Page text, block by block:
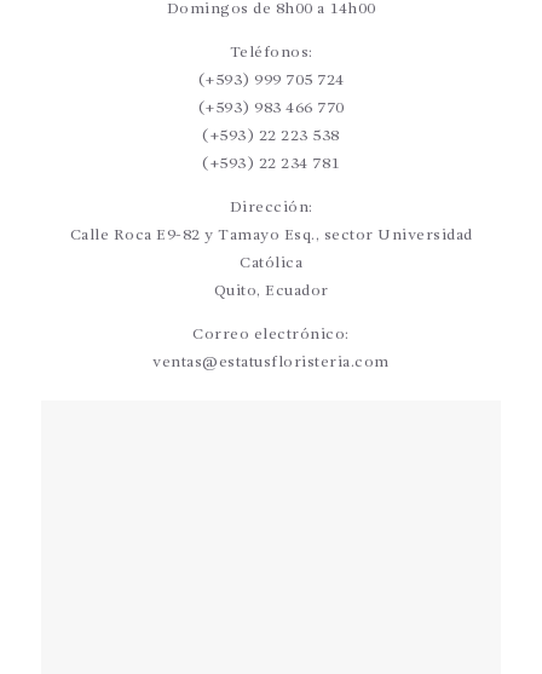
Domingos de 8h00 a 14h00
Teléfonos:
(+593) 999 705 724
(+593) 983 466 770
(+593) 22 223 538
(+593) 22 234 781
Dirección:
Calle Roca E9-82 y Tamayo Esq., sector Universidad
Católica
Quito, Ecuador
Correo electrónico:
ventas@estatusfloristeria.com